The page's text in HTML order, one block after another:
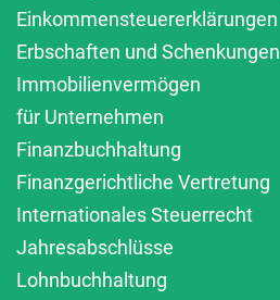
Einkommensteuererklärungen
Erbschaften und Schenkungen
Immobilienvermögen
für Unternehmen
Finanzbuchhaltung
Finanzgerichtliche Vertretung
Internationales Steuerrecht
Jahresabschlüsse
Lohnbuchhaltung